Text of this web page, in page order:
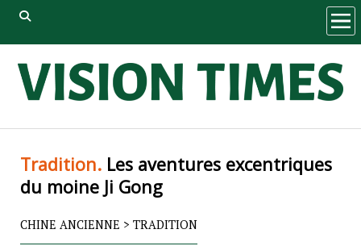
Tradition.Les aventures excentriques
du moine Ji Gong
CHINE ANCIENNE > TRADITION